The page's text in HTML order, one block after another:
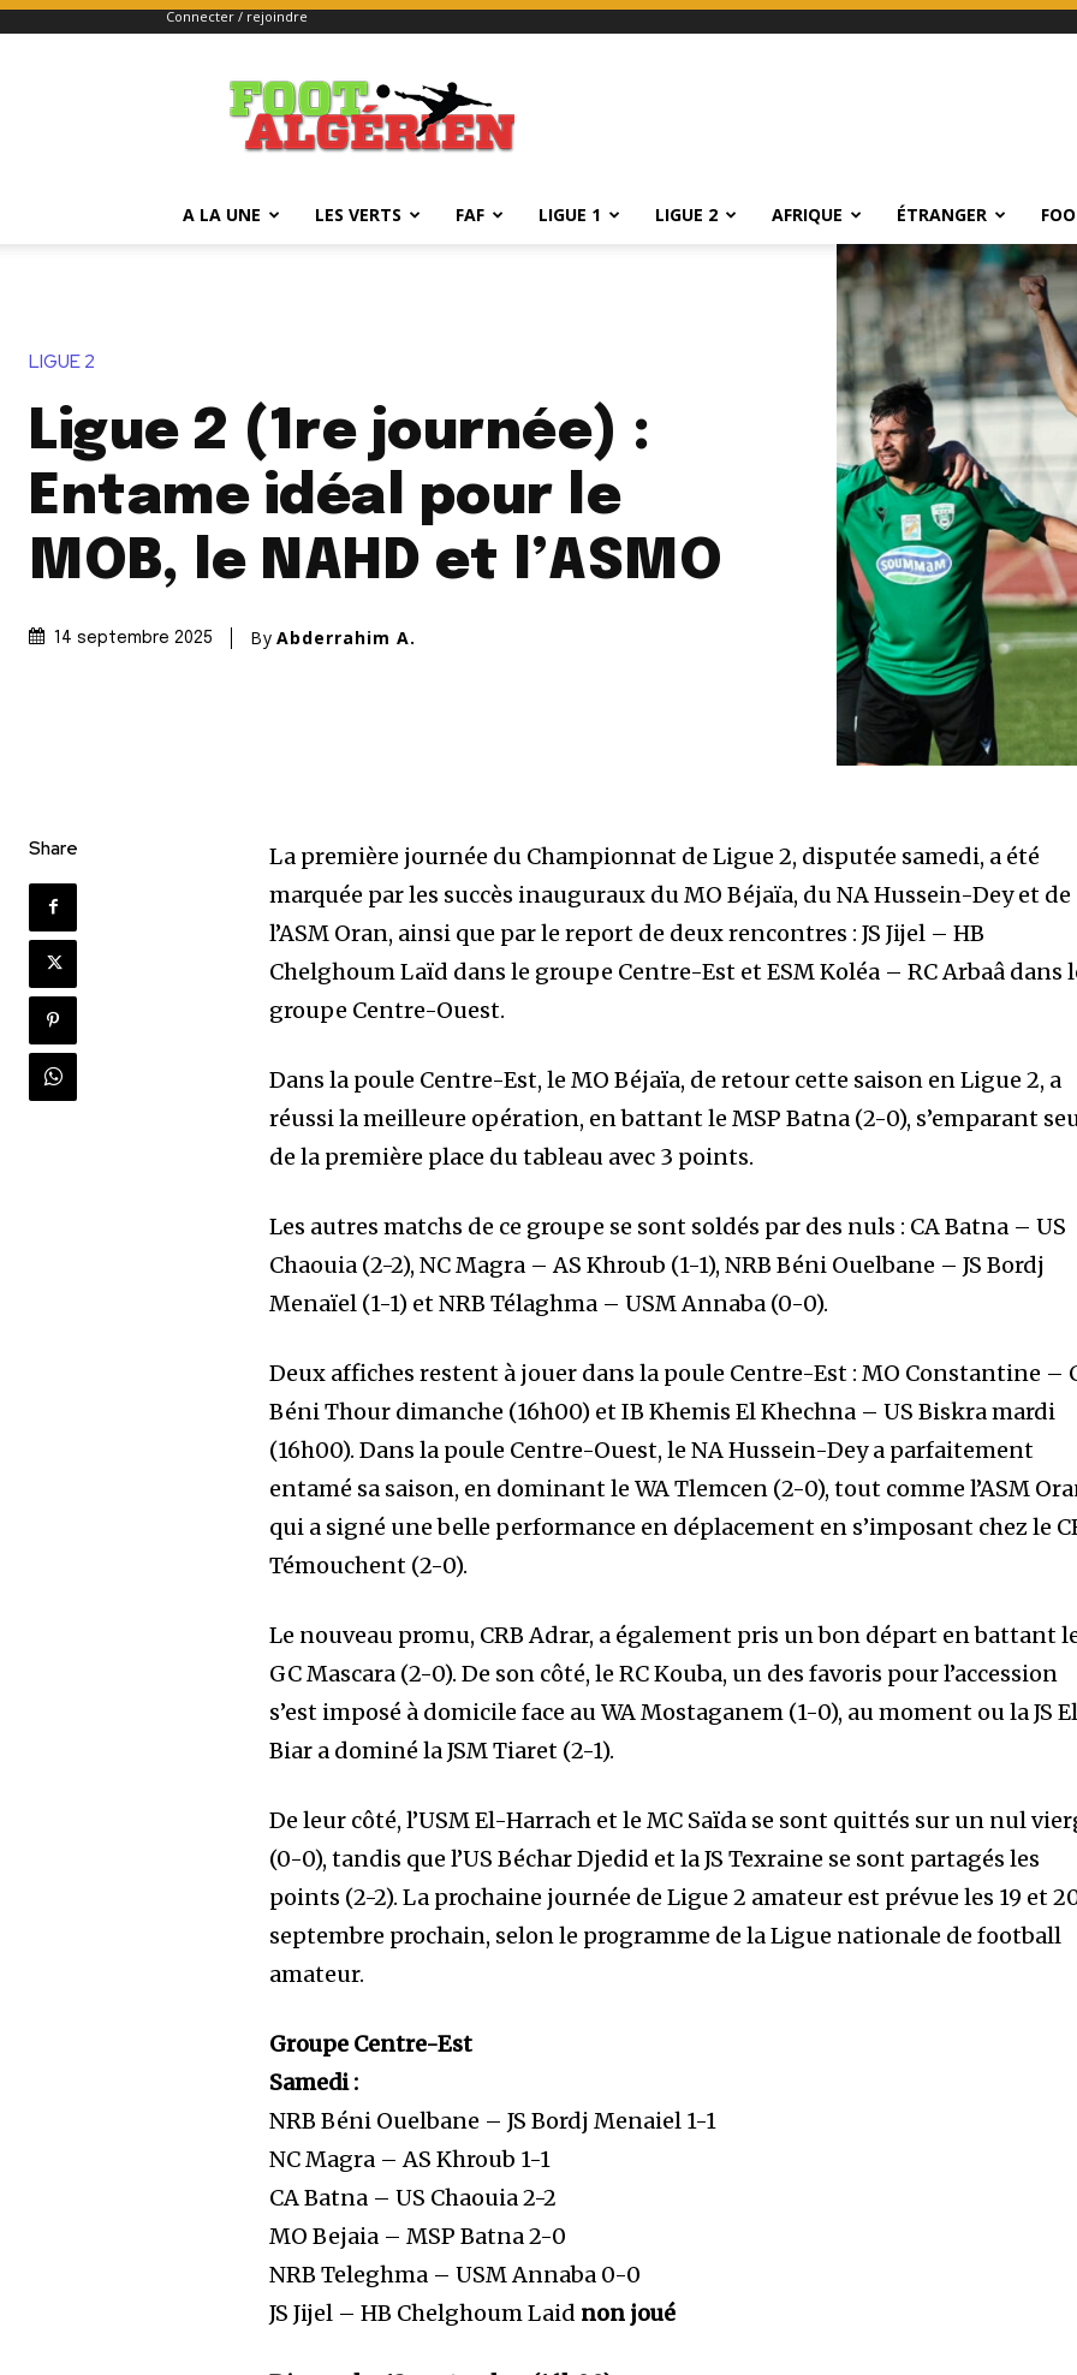
Connecter / rejoindre
FOOTALGERIEN
A LA UNE LES VERTS FAF LIGUE 1 LIGUE 2 AFRIQUE ÉTRANGER
LIGUE 2
Ligue 2 (1re journée) :
Entame idéal pour le
MOB, le NAHD et l’ASMO
14 septembre 2025 By Abderrahim A.
Share
La première journée du Championnat de Ligue 2, disputée samedi, a été
marquée par les succès inauguraux du MO Béjaïa, du NA Hussein-Dey et de
l’ASM Oran, ainsi que par le report de deux rencontres : JS Jijel – HB
Chelghoum Laïd dans le groupe Centre-Est et ESM Koléa – RC Arbaâ dans
groupe Centre-Ouest.
Dans la poule Centre-Est, le MO Béjaïa, de retour cette saison en Ligue 2, a
réussi la meilleure opération, en battant le MSP Batna (2-0), s’emparant
de la première place du tableau avec 3 points.
Les autres matchs de ce groupe se sont soldés par des nuls : CA Batna – US
Chaouia (2-2), NC Magra – AS Khroub (1-1), NRB Béni Ouelbane – JS Bordj
Menaïel (1-1) et NRB Télaghma – USM Annaba (0-0).
Deux affiches restent à jouer dans la poule Centre-Est : MO Constantine –
Béni Thour dimanche (16h00) et IB Khemis El Khechna – US Biskra mardi
(16h00). Dans la poule Centre-Ouest, le NA Hussein-Dey a parfaitement
entamé sa saison, en dominant le WA Tlemcen (2-0), tout comme l’ASM
qui a signé une belle performance en déplacement en s’imposant chez le
Témouchent (2-0).
Le nouveau promu, CRB Adrar, a également pris un bon départ en battant
GC Mascara (2-0). De son côté, le RC Kouba, un des favoris pour l’accession
s’est imposé à domicile face au WA Mostaganem (1-0), au moment ou la JS
Biar a dominé la JSM Tiaret (2-1).
De leur côté, l’USM El-Harrach et le MC Saïda se sont quittés sur un nul
(0-0), tandis que l’US Béchar Djedid et la JS Texraine se sont partagés les
points (2-2). La prochaine journée de Ligue 2 amateur est prévue les 19 et
septembre prochain, selon le programme de la Ligue nationale de football
amateur.
Groupe Centre-Est
Samedi :
NRB Béni Ouelbane – JS Bordj Menaiel 1-1
NC Magra – AS Khroub 1-1
CA Batna – US Chaouia 2-2
MO Bejaia – MSP Batna 2-0
NRB Teleghma – USM Annaba 0-0
JS Jijel – HB Chelghoum Laid non joué